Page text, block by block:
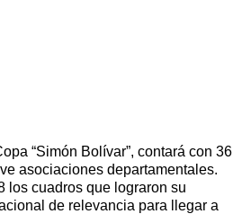
“Simón Bolívar”, contará con 36
asociaciones departamentales.
los cuadros que lograron su
de relevancia para llegar a